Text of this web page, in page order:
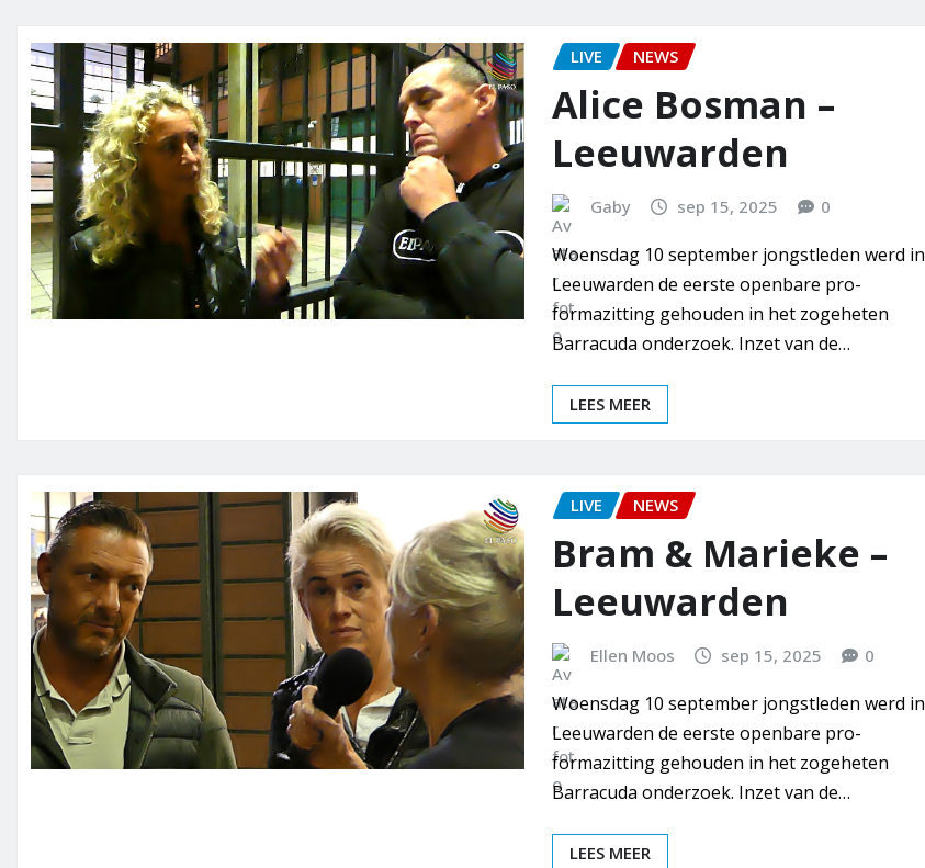
LIVE NEWS
Alice Bosman –
Leeuwarden
Gaby sep 15, 2025 0
Woensdag 10 september jongstleden werd in
Leeuwarden de eerste openbare pro-
formazitting gehouden in het zogeheten
Barracuda onderzoek. Inzet van de…
LEES MEER
LIVE NEWS
Bram & Marieke –
Leeuwarden
Ellen Moos sep 15, 2025 0
Woensdag 10 september jongstleden werd in
Leeuwarden de eerste openbare pro-
formazitting gehouden in het zogeheten
Barracuda onderzoek. Inzet van de…
LEES MEER